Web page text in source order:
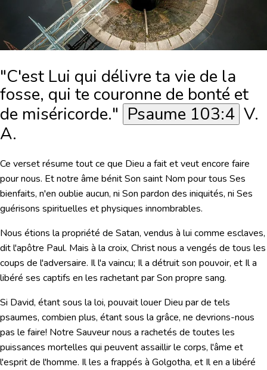
"C'est Lui qui délivre ta vie de la
fosse, qui te couronne de bonté et
de miséricorde." Psaume 103:4 V.
A.
Ce verset résume tout ce que Dieu a fait et veut encore faire
pour nous. Et notre âme bénit Son saint Nom pour tous Ses
bienfaits, n'en oublie aucun, ni Son pardon des iniquités, ni Ses
guérisons spirituelles et physiques innombrables.
Nous étions la propriété de Satan, vendus à lui comme esclaves,
dit l'apôtre Paul. Mais à la croix, Christ nous a vengés de tous les
coups de l'adversaire. Il l'a vaincu; Il a détruit son pouvoir, et Il a
libéré ses captifs en les rachetant par Son propre sang.
Si David, étant sous la loi, pouvait louer Dieu par de tels
psaumes, combien plus, étant sous la grâce, ne devrions-nous
pas le faire! Notre Sauveur nous a rachetés de toutes les
puissances mortelles qui peuvent assaillir le corps, l'âme et
l'esprit de l'homme. Il les a frappés à Golgotha, et Il en a libéré